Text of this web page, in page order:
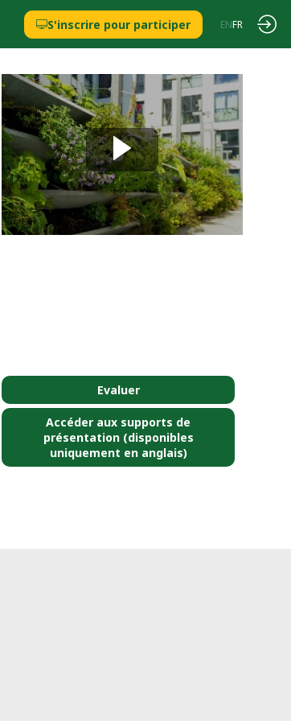
S'inscrire pour participer ENFR
Evaluer
Accéder aux supports de
présentation (disponibles
uniquement en anglais)